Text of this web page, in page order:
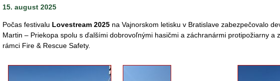
15. august 2025
Počas festivalu Lovestream 2025 na Vajnorskom letisku v Bratislave zabezpečovalo
Martin – Priekopa spolu s ďalšími dobrovoľnými hasičmi a záchranármi protipožiarny a
rámci Fire & Rescue Safety.